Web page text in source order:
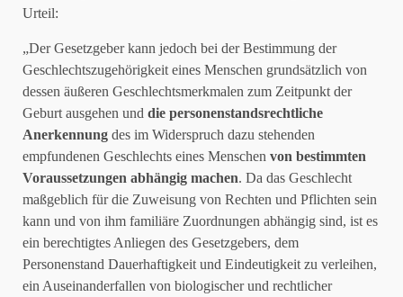
Urteil:
„Der Gesetzgeber kann jedoch bei der Bestimmung der
Geschlechtszugehörigkeit eines Menschen grundsätzlich von
dessen äußeren Geschlechtsmerkmalen zum Zeitpunkt der
Geburt ausgehen und die personenstandsrechtliche
Anerkennung des im Widerspruch dazu stehenden
empfundenen Geschlechts eines Menschen von bestimmten
Voraussetzungen abhängig machen. Da das Geschlecht
maßgeblich für die Zuweisung von Rechten und Pflichten sein
kann und von ihm familiäre Zuordnungen abhängig sind, ist es
ein berechtigtes Anliegen des Gesetzgebers, dem
Personenstand Dauerhaftigkeit und Eindeutigkeit zu verleihen,
ein Auseinanderfallen von biologischer und rechtlicher